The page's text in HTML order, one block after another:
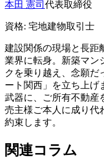
本田 憲司 代表取締役
資格: 宅地建物取引士
建設関係の現場と長距
業界に転身。新築マン
クを乗り越え、念願だ
ート関西」を立ち上げ
武器に、ご所有不動産
売主様ご本人に成り代
約束します。
関連コラム